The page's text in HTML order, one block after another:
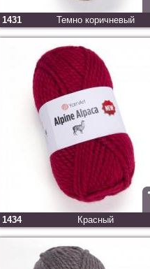
1431 Темно коричневый
1434 Красный